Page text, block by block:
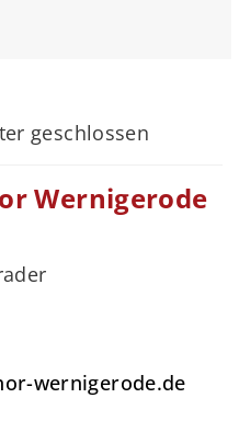
geschlossen
Wernigerode
wernigerode.de